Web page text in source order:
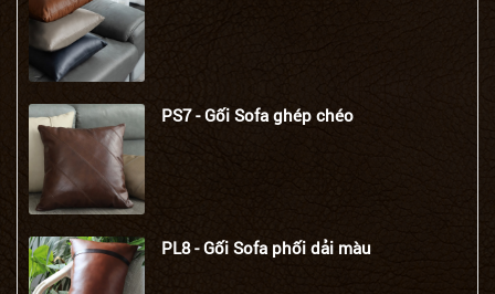
PS7 - Gối Sofa ghép chéo
PL8 - Gối Sofa phối dải màu